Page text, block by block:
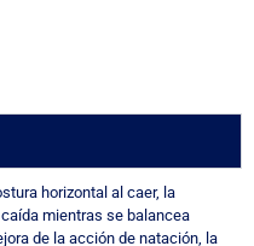
horizontal al caer, la
mientras se balancea
de la acción de natación, la